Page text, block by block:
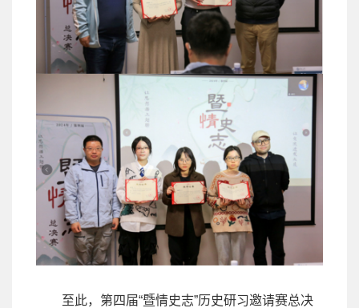
至此，第四届“暨情史志”历史研习邀请赛总决